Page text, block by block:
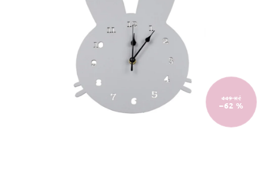
449 Kč
–62 %